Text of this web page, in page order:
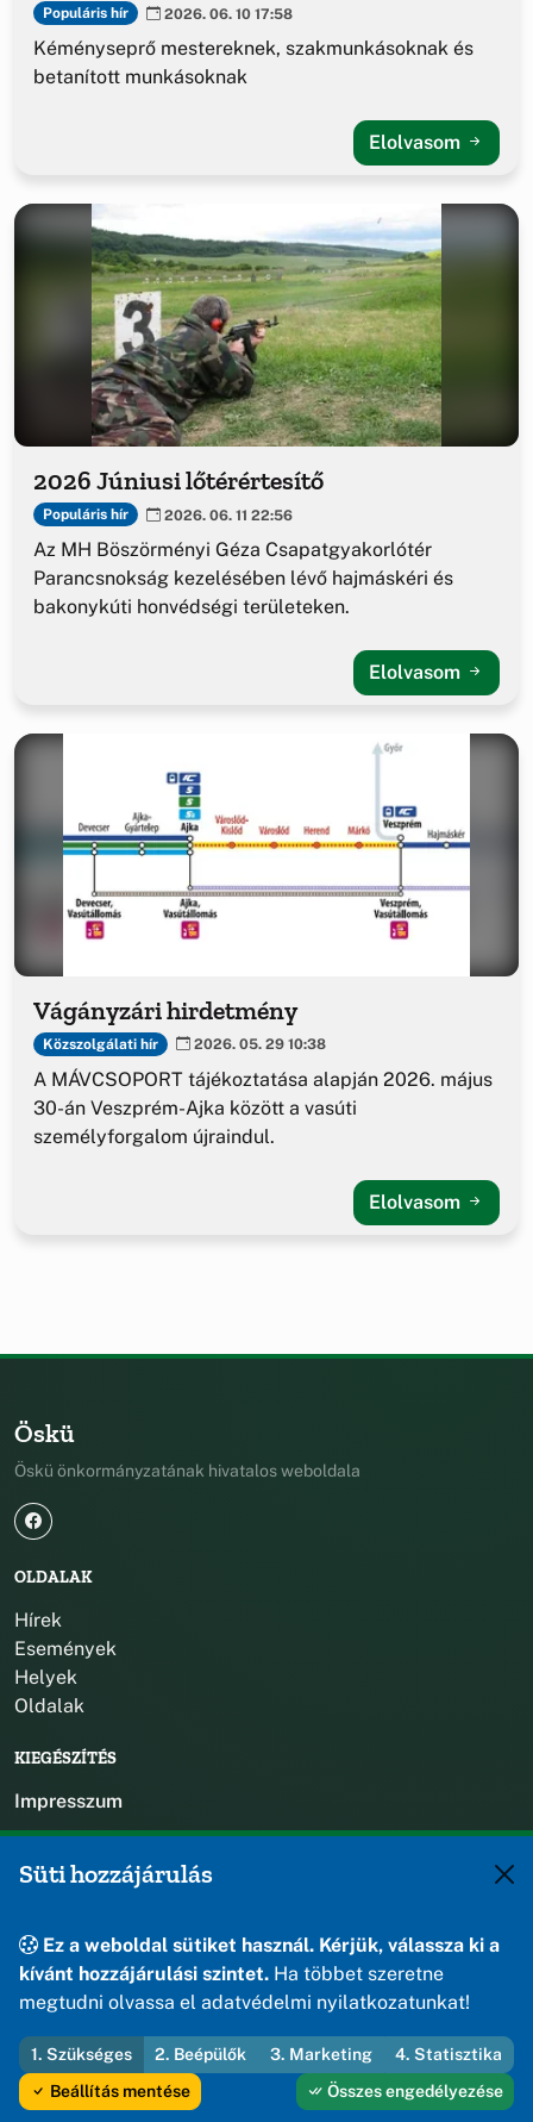
Populáris hír 2026. 06. 10 17:58
Kéményseprő mestereknek, szakmunkásoknak és
betanított munkásoknak
Elolvasom
2026 Júniusi lőtérértesítő
Populáris hír 2026. 06. 11 22:56
Az MH Böszörményi Géza Csapatgyakorlótér
Parancsnokság kezelésében lévő hajmáskéri és
bakonykúti honvédségi területeken.
Elolvasom
Vágányzári hirdetmény
Közszolgálati hír 2026. 05. 29 10:38
A MÁVCSOPORT tájékoztatása alapján 2026. május
30-án Veszprém-Ajka között a vasúti
személyforgalom újraindul.
Elolvasom
Öskü
Öskü önkormányzatának hivatalos weboldala
OLDALAK
Hírek
Események
Helyek
Oldalak
KIEGÉSZÍTÉS
Impresszum
jegyzo@osku.hu
8191 Öskü, Szabadság tér 1.
© 2026 Öskü Község Önkormányzata — Minden jog fenntartva
Fejleszti és üzemelteti az Útirány
Süti hozzájárulás
Ez a weboldal sütiket használ. Kérjük, válassza ki a
kívánt hozzájárulási szintet. Ha többet szeretne
megtudni olvassa el adatvédelmi nyilatkozatunkat!
1. Szükséges 2. Beépülők 3. Marketing
4. Statisztika
Beállítás mentése
Összes engedélyezése